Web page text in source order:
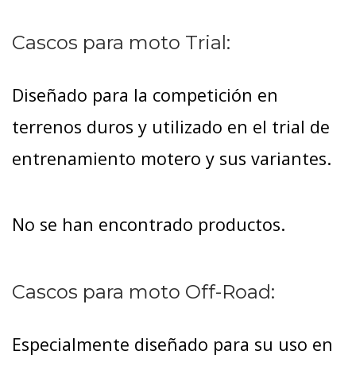
Cascos para moto Trial:
Diseñado para la competición en
terrenos duros y utilizado en el trial de
entrenamiento motero y sus variantes.
No se han encontrado productos.
Cascos para moto Off-Road:
Especialmente diseñado para su uso en